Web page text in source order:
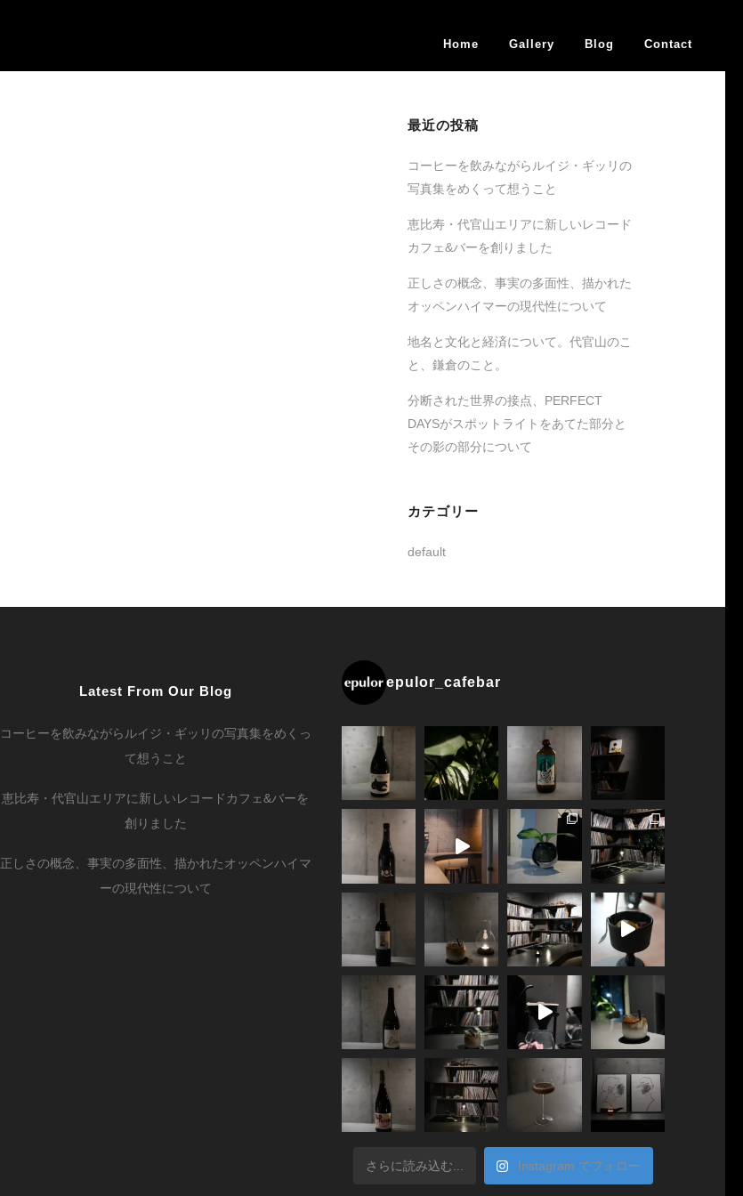
Home Gallery Blog Contact
最近の投稿
コーヒーを飲みながらルイジ・ギッリの
写真集をめくって想うこと
恵比寿・代官山エリアに新しいレコード
カフェ&バーを創りました
正しさの概念、事実の多面性、描かれた
オッペンハイマーの現代性について
地名と文化と経済について。代官山のこ
と、鎌倉のこと。
分断された世界の接点、PERFECT
DAYSがスポットライトをあてた部分と
その影の部分について
カテゴリー
default
Latest From Our Blog
コーヒーを飲みながらルイジ・ギッリの写真集をめくっ
て想うこと
恵比寿・代官山エリアに新しいレコードカフェ&バーを
創りました
正しさの概念、事実の多面性、描かれたオッペンハイマ
ーの現代性について
epulor_cafebar
さらに読み込む... Instagram でフォロー